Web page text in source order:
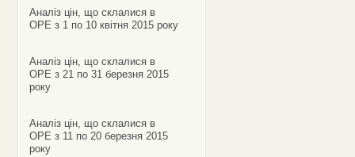
Аналіз цін, що склалися в
ОРЕ з 1 по 10 квітня 2015 року
Аналіз цін, що склалися в
ОРЕ з 21 по 31 березня 2015
року
Аналіз цін, що склалися в
ОРЕ з 11 по 20 березня 2015
року